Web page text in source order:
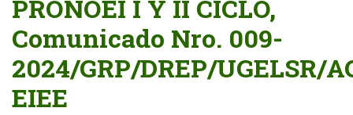
PRONOEI I Y II CICLO,
Comunicado Nro. 009-
2024/GRP/DREP/UGELSR/
EIEE